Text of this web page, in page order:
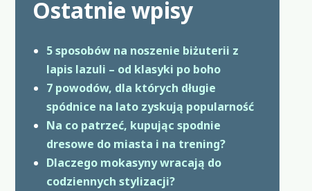
Ostatnie wpisy
5 sposobów na noszenie biżuterii z
lapis lazuli – od klasyki po boho
7 powodów, dla których długie
spódnice na lato zyskują popularność
Na co patrzeć, kupując spodnie
dresowe do miasta i na trening?
Dlaczego mokasyny wracają do
codziennych stylizacji?